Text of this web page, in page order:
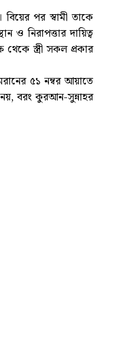
পর স্বামী তাকে
ও নিরাপত্তার দায়িত্ব
স্ত্রী সকল প্রকার
৫১ নম্বর আয়াতে
বরং কুরআন-সুন্নাহর